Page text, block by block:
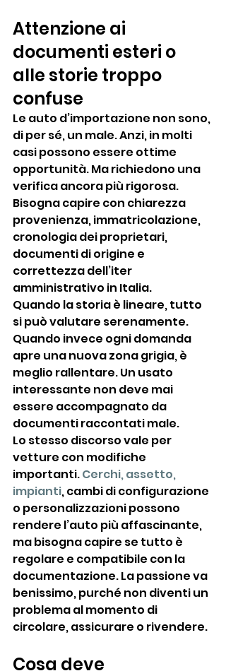
Attenzione ai
documenti esteri o
alle storie troppo
confuse
Le auto d’importazione non sono,
di per sé, un male. Anzi, in molti
casi possono essere ottime
opportunità. Ma richiedono una
verifica ancora più rigorosa.
Bisogna capire con chiarezza
provenienza, immatricolazione,
cronologia dei proprietari,
documenti di origine e
correttezza dell’iter
amministrativo in Italia.
Quando la storia è lineare, tutto
si può valutare serenamente.
Quando invece ogni domanda
apre una nuova zona grigia, è
meglio rallentare. Un usato
interessante non deve mai
essere accompagnato da
documenti raccontati male.
Lo stesso discorso vale per
vetture con modifiche
importanti. Cerchi, assetto,
impianti, cambi di configurazione
o personalizzazioni possono
rendere l’auto più affascinante,
ma bisogna capire se tutto è
regolare e compatibile con la
documentazione. La passione va
benissimo, purché non diventi un
problema al momento di
circolare, assicurare o rivendere.
Cosa deve